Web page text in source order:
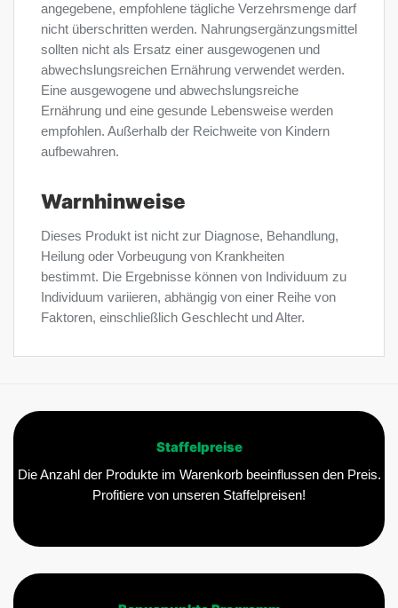
angegebene, empfohlene tägliche Verzehrsmenge darf
nicht überschritten werden. Nahrungsergänzungsmittel
sollten nicht als Ersatz einer ausgewogenen und
abwechslungsreichen Ernährung verwendet werden.
Eine ausgewogene und abwechslungsreiche
Ernährung und eine gesunde Lebensweise werden
empfohlen. Außerhalb der Reichweite von Kindern
aufbewahren.
Warnhinweise
Dieses Produkt ist nicht zur Diagnose, Behandlung,
Heilung oder Vorbeugung von Krankheiten
bestimmt. Die Ergebnisse können von Individuum zu
Individuum variieren, abhängig von einer Reihe von
Faktoren, einschließlich Geschlecht und Alter.
Staffelpreise
Die Anzahl der Produkte im Warenkorb beeinflussen den Preis.
Profitiere von unseren Staffelpreisen!